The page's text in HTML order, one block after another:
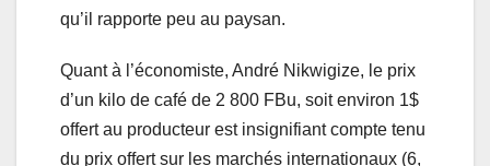
qu’il rapporte peu au paysan.
Quant à l’économiste, André Nikwigize, le prix
d’un kilo de café de 2 800 FBu, soit environ 1$
offert au producteur est insignifiant compte tenu
du prix offert sur les marchés internationaux (6,